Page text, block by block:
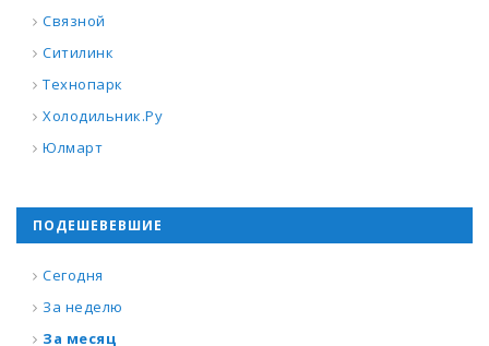
Связной
Ситилинк
Технопарк
Холодильник.Ру
Юлмарт
ПОДЕШЕВЕВШИЕ
Сегодня
За неделю
За месяц